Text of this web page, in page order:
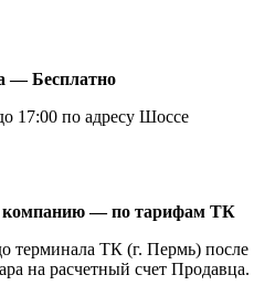
— Бесплатно
17:00 по адресу Шоссе
компанию — по тарифам ТК
терминала ТК (г. Пермь) после
на расчетный счет Продавца.